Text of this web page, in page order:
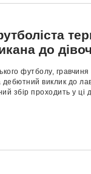
до
футболу,
виклик до лав
збір проходить у ці